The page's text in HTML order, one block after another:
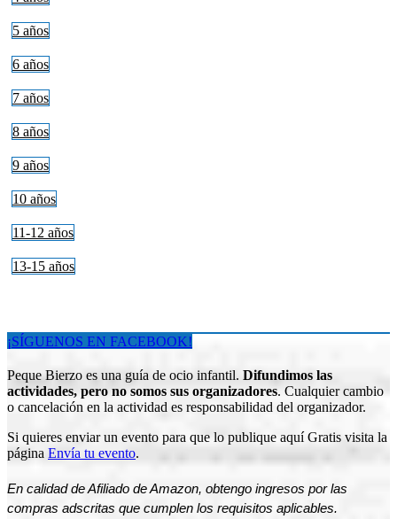
5 años
6 años
7 años
8 años
9 años
10 años
11-12 años
13-15 años
¡SÍGUENOS EN FACEBOOK!
Peque Bierzo es una guía de ocio infantil. Difundimos las
actividades, pero no somos sus organizadores. Cualquier cambio
o cancelación en la actividad es responsabilidad del organizador.
Si quieres enviar un evento para que lo publique aquí Gratis visita la
página Envía tu evento.
En calidad de Afiliado de Amazon, obtengo ingresos por las
compras adscritas que cumplen los requisitos aplicables.